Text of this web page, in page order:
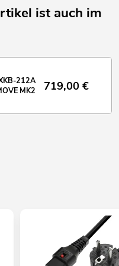
ist auch im
212A
MK2
719,00 €